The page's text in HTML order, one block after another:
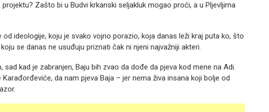
Zašto bi u Budvi krkanski seljakluk mogao proći, a u Pljevljima
od ideologije, koju je svako vojno porazio, koja danas leži kraj puta ko, što
se danas ne usuđuju priznati čak ni njeni najvažniji akteri.
sad kad je zabranjen, Baju bih zvao da dođe da pjeva kod mene na Adi.
da nam pjeva Baja – jer nema živa insana koji bolje od